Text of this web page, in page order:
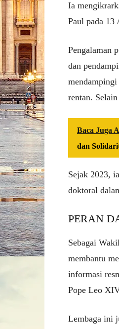
Ia
Paul pada 13
Pengalaman
dan
mendampingi
rentan.
Baca Juga
dan
Sejak 2023,
doktoral
PERAN
Sebagai
membantu
informasi
Pope Leo XIV
Lembaga ini